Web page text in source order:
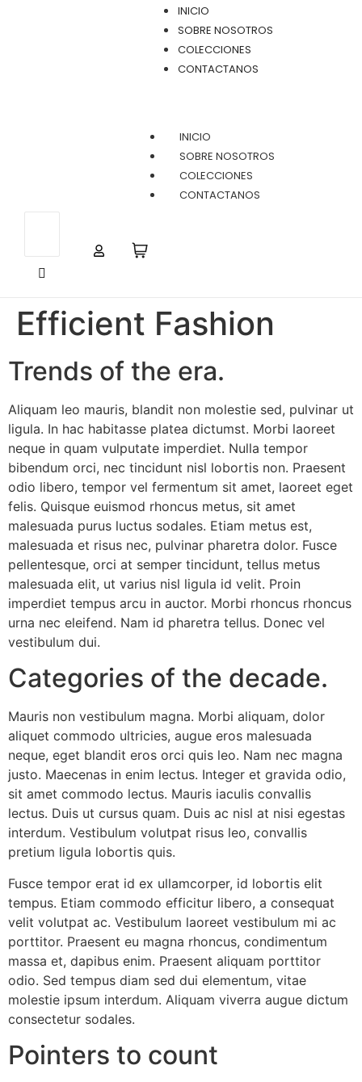
INICIO
SOBRE NOSOTROS
COLECCIONES
CONTACTANOS
INICIO
SOBRE NOSOTROS
COLECCIONES
CONTACTANOS
Efficient Fashion
Trends of the era.
Aliquam leo mauris, blandit non molestie sed, pulvinar ut
ligula. In hac habitasse platea dictumst. Morbi laoreet
neque in quam vulputate imperdiet. Nulla tempor
bibendum orci, nec tincidunt nisl lobortis non. Praesent
odio libero, tempor vel fermentum sit amet, laoreet eget
felis. Quisque euismod rhoncus metus, sit amet
malesuada purus luctus sodales. Etiam metus est,
malesuada et risus nec, pulvinar pharetra dolor. Fusce
pellentesque, orci at semper tincidunt, tellus metus
malesuada elit, ut varius nisl ligula id velit. Proin
imperdiet tempus arcu in auctor. Morbi rhoncus rhoncus
urna nec eleifend. Nam id pharetra tellus. Donec vel
vestibulum dui.
Categories of the decade.
Mauris non vestibulum magna. Morbi aliquam, dolor
aliquet commodo ultricies, augue eros malesuada
neque, eget blandit eros orci quis leo. Nam nec magna
justo. Maecenas in enim lectus. Integer et gravida odio,
sit amet commodo lectus. Mauris iaculis convallis
lectus. Duis ut cursus quam. Duis ac nisl at nisi egestas
interdum. Vestibulum volutpat risus leo, convallis
pretium ligula lobortis quis.
Fusce tempor erat id ex ullamcorper, id lobortis elit
tempus. Etiam commodo efficitur libero, a consequat
velit volutpat ac. Vestibulum laoreet vestibulum mi ac
porttitor. Praesent eu magna rhoncus, condimentum
massa et, dapibus enim. Praesent aliquam porttitor
odio. Sed tempus diam sed dui elementum, vitae
molestie ipsum interdum. Aliquam viverra augue dictum
consectetur sodales.
Pointers to count